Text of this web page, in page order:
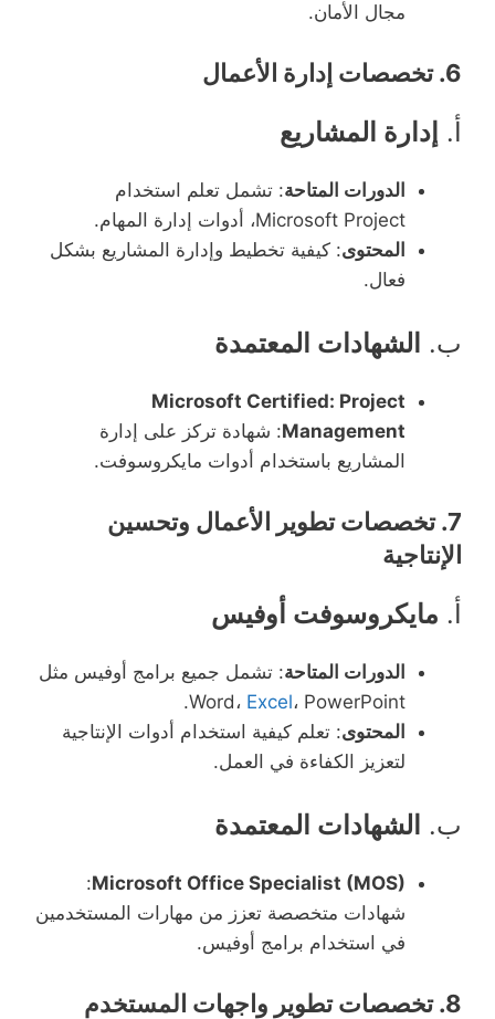
مجال الأمان.
6. تخصصات إدارة الأعمال
أ. إدارة المشاريع
الدورات المتاحة: تشمل تعلم استخدام
Microsoft Project، أدوات إدارة المهام.
المحتوى: كيفية تخطيط وإدارة المشاريع بشكل
فعال.
ب. الشهادات المعتمدة
Microsoft Certified: Project
Management: شهادة تركز على إدارة
المشاريع باستخدام أدوات مايكروسوفت.
7. تخصصات تطوير الأعمال وتحسين
الإنتاجية
أ. مايكروسوفت أوفيس
الدورات المتاحة: تشمل جميع برامج أوفيس مثل
Word، Excel، PowerPoint.
المحتوى: تعلم كيفية استخدام أدوات الإنتاجية
لتعزيز الكفاءة في العمل.
ب. الشهادات المعتمدة
Microsoft Office Specialist (MOS)
:
شهادات متخصصة تعزز من مهارات المستخدمين
في استخدام برامج أوفيس.
8. تخصصات تطوير واجهات المستخدم